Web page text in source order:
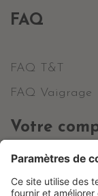
FAQ
FAQ T&T
FAQ Vaigrage
Votre
Informations